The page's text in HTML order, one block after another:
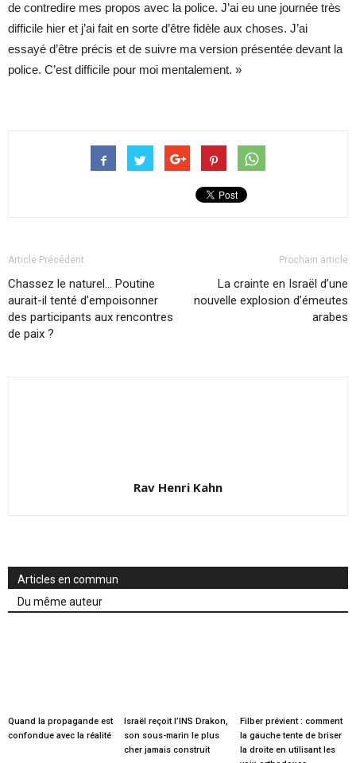
de contredire mes propos avec la police. J’ai eu une journée très
difficile hier et j’ai fait en sorte d’être fidèle aux choses. J’ai
essayé d’être précis et de suivre ma version présentée devant la
police. C’est difficile pour moi mentalement. »
Article Précédent
Chassez le naturel… Poutine
aurait-il tenté d’empoisonner
des participants aux rencontres
de paix ?
Prochain article
La crainte en Israël d’une
nouvelle explosion d’émeutes
arabes
Rav Henri Kahn
Articles en commun
Du même auteur
Quand la propagande est
confondue avec la réalité
Israël reçoit l’INS Drakon,
son sous-marin le plus
cher jamais construit
Filber prévient : comment
la gauche tente de briser
la droite en utilisant les